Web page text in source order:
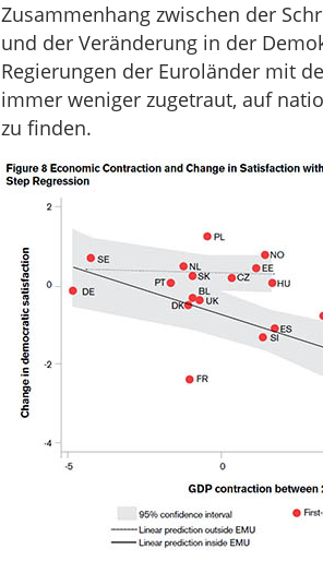
Zusammenhang zwischen der
und der Veränderung in der
Regierungen der Euroländer mit
immer weniger zugetraut, auf
zu finden.